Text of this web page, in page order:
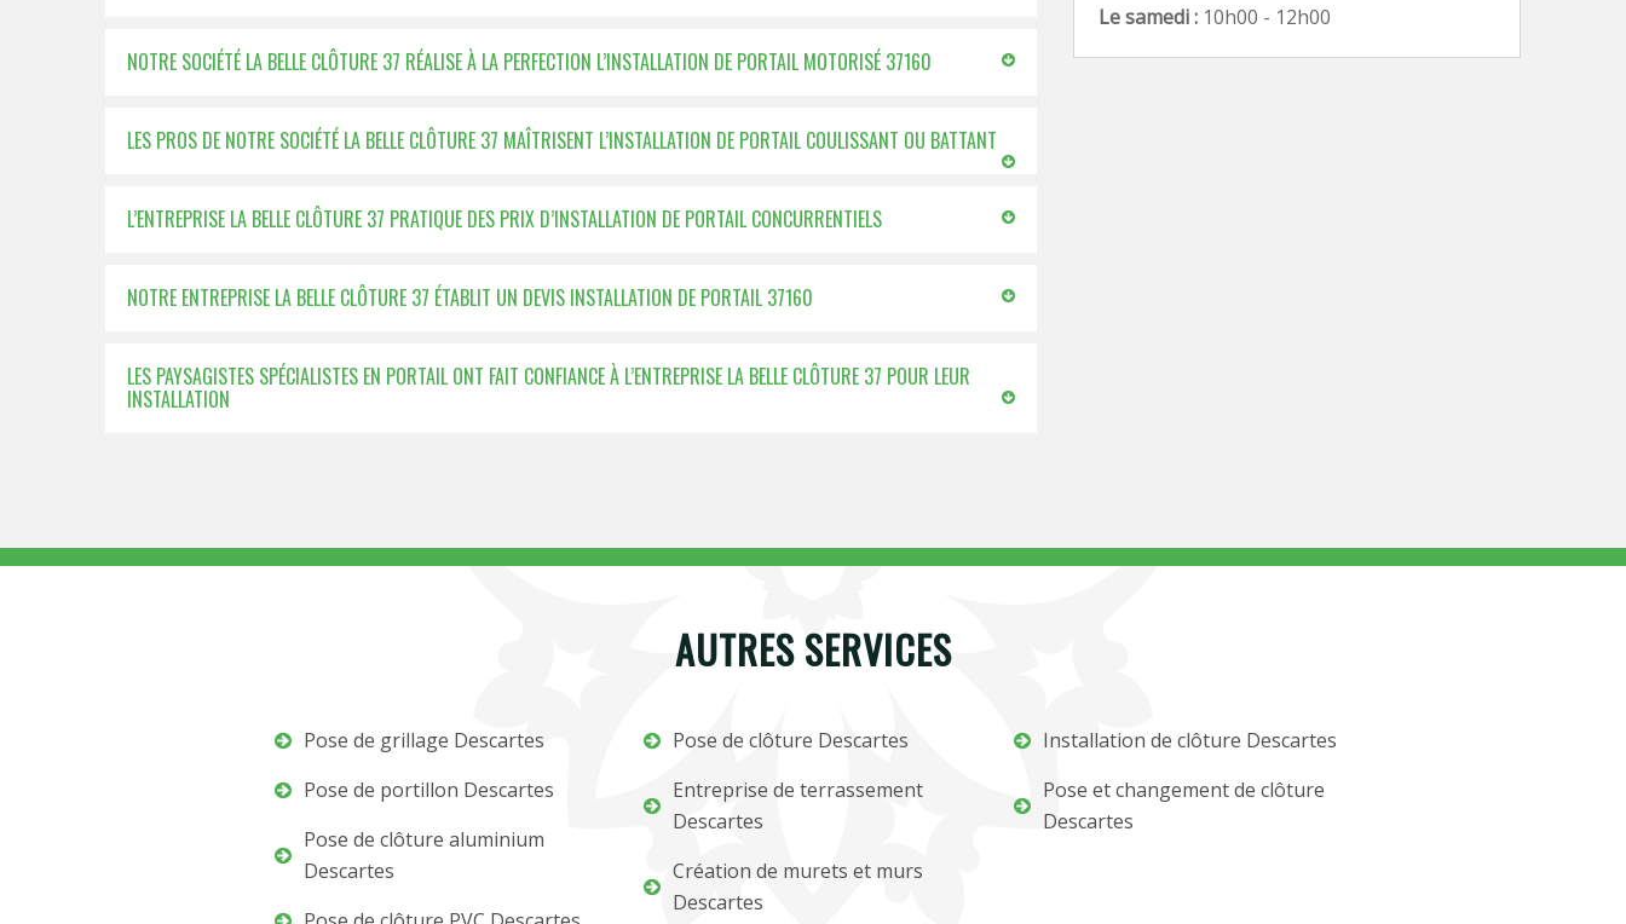
NOTRE SOCIÉTÉ LA BELLE CLÔTURE 37 RÉALISE À LA PERFECTION L’INSTALLATION DE PORTAIL MOTORISÉ 37160
LES PROS DE NOTRE SOCIÉTÉ LA BELLE CLÔTURE 37 MAÎTRISENT L’INSTALLATION DE PORTAIL COULISSANT OU BATTANT
L’ENTREPRISE LA BELLE CLÔTURE 37 PRATIQUE DES PRIX D’INSTALLATION DE PORTAIL CONCURRENTIELS
NOTRE ENTREPRISE LA BELLE CLÔTURE 37 ÉTABLIT UN DEVIS INSTALLATION DE PORTAIL 37160
LES PAYSAGISTES SPÉCIALISTES EN PORTAIL ONT FAIT CONFIANCE À L’ENTREPRISE LA BELLE CLÔTURE 37 POUR LEUR
INSTALLATION
Le samedi : 10h00 - 12h00
AUTRES SERVICES
Pose de grillage Descartes
Pose de portillon Descartes
Pose de clôture aluminium
Descartes
Pose de clôture Descartes
Entreprise de terrassement
Descartes
Création de murets et murs
Descartes
Installation de clôture Descartes
Pose et changement de clôture
Descartes